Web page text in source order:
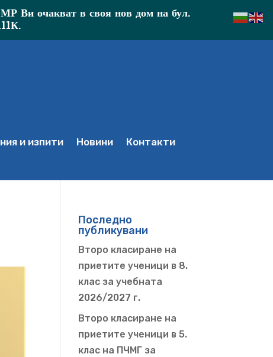
Ви очакват в своя нов дом на бул.
и изпити Новини Контакти
Последно
публикувани
Второ класиране на
приетите ученици в 8.
клас за учебната
2026/2027 г.
Второ класиране на
приетите ученици в 5.
клас на ПЧМГ за